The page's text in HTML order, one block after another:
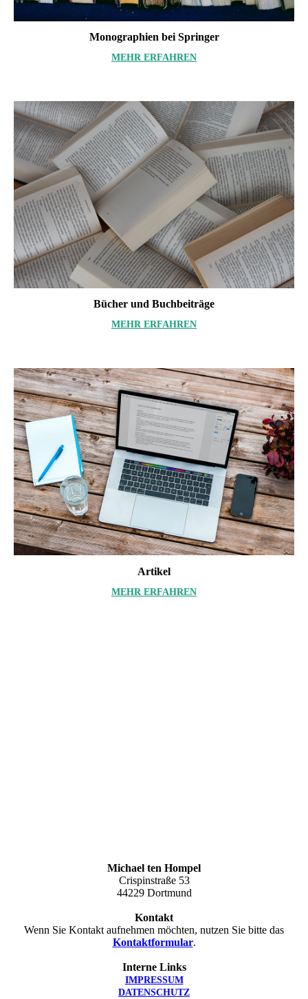
Monographien bei Springer
MEHR ERFAHREN
Bücher und Buchbeiträge
MEHR ERFAHREN
Artikel
MEHR ERFAHREN
Michael ten Hompel
Crispinstraße 53
44229 Dortmund
Kontakt
Wenn Sie Kontakt aufnehmen möchten, nutzen Sie bitte das
Kontaktformular.
Interne Links
IMPRESSUM
DATENSCHUTZ